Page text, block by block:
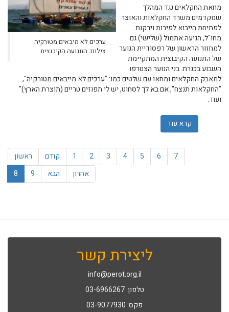
ערכים לא מיבאים מטורקיה
צילום: התנועה הקיבוצית
מחאת החקלאים נגד המהלך
שמקדמים משרד החקלאות והאוצר
לפתיחת הייבוא לפירות וירקות
מחו"ל, הגיעה אתמול (שלישי) גם
למחזור הראשון של רפסודיית הנוער
של התנועה הקיבוצית המתקיימת
השבוע בכנרת. בני הנוער הצטרפו
למאבק החקלאים ומחאו עם שלטים כמו: "ערכים לא מייבאים מטורקיה",
"החקלאות תנצח", אם בא לך לסחוט, יש לי תפוזים טריים (תוצרת הארץ)"
ועוד.
קרא עוד
ראשון קודם 1 2 3 4 5 6
7
8
9 הבא אחרון
ליצירת קשר
info@perot.org.il
טלפון: 03-6966267
פקס: 03-9077930